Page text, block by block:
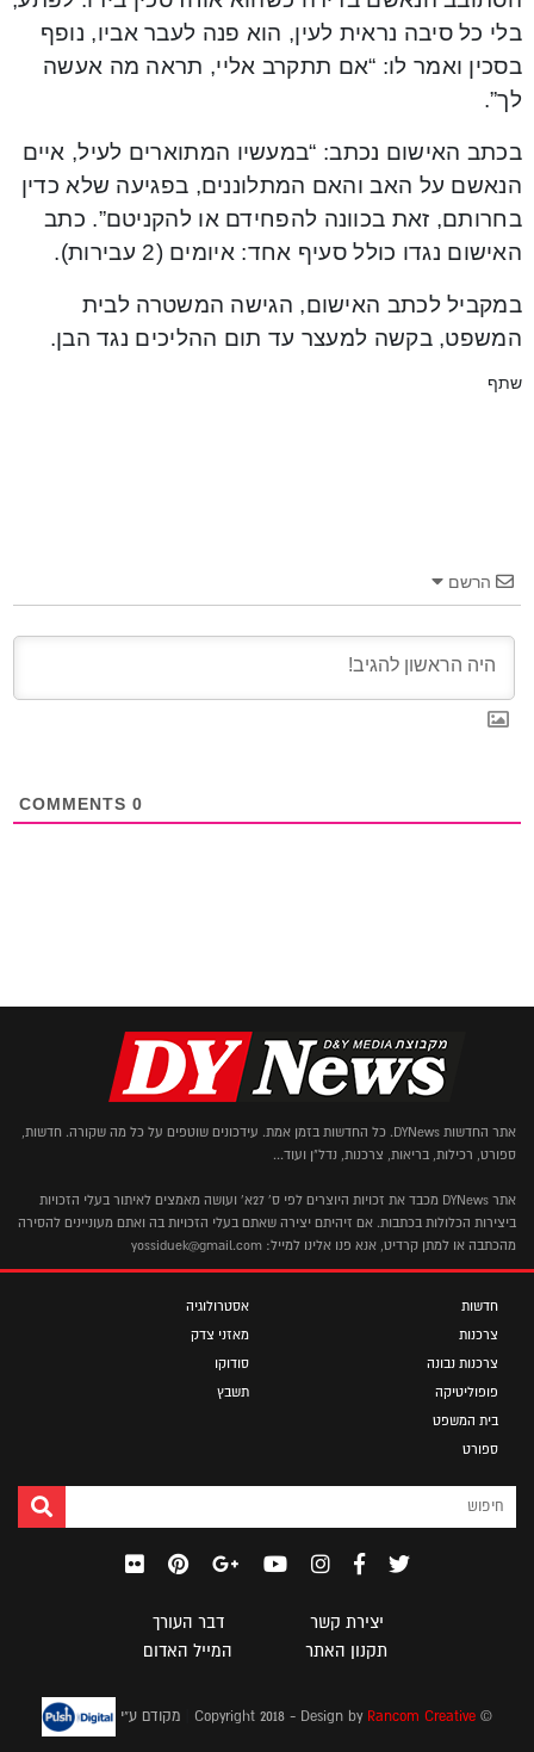
בלי כל סיבה נראית לעין, הוא פנה לעבר אביו, נופף
בסכין ואמר לו: “אם תתקרב אליי, תראה מה אעשה
לך”.
בכתב האישום נכתב: “במעשיו המתוארים לעיל, איים
הנאשם על האב והאם המתלוננים, בפגיעה שלא כדין
בחרותם, זאת בכוונה להפחידם או להקניטם”. כתב
האישום נגדו כולל סעיף אחד: איומים (2 עבירות).
במקביל לכתב האישום, הגישה המשטרה לבית
המשפט, בקשה למעצר עד תום ההליכים נגד הבן.
שתף
הרשם
0
אתר החדשות DYNews. כל החדשות בזמן אמת. עידכונים שוטפים על כל מה שקורה. חדשות,
ספורט, רכילות, בריאות, צרכנות, נדל"ן ועוד...
אתר DYNews מכבד את זכויות היוצרים לפי ס' 27א' ועושה מאמצים לאיתור בעלי הזכויות
ביצירות הכלולות בכתבות. אם זיהיתם יצירה שאתם בעלי הזכויות בה ואתם מעוניינים להסירה
מהכתבה או למתן קרדיט, אנא פנו אלינו למייל: yossiduek@gmail.com
חדשות
צרכנות
צרכנות נבונה
פופוליטיקה
בית המשפט
ספורט
אסטרולוגיה
מאזני צדק
סודוקו
תשבץ
יצירת קשר
דבר העורך
תקנון האתר
המייל האדום
© Copyright 2018 - Design by
Rancom Creative מקודם ע"י